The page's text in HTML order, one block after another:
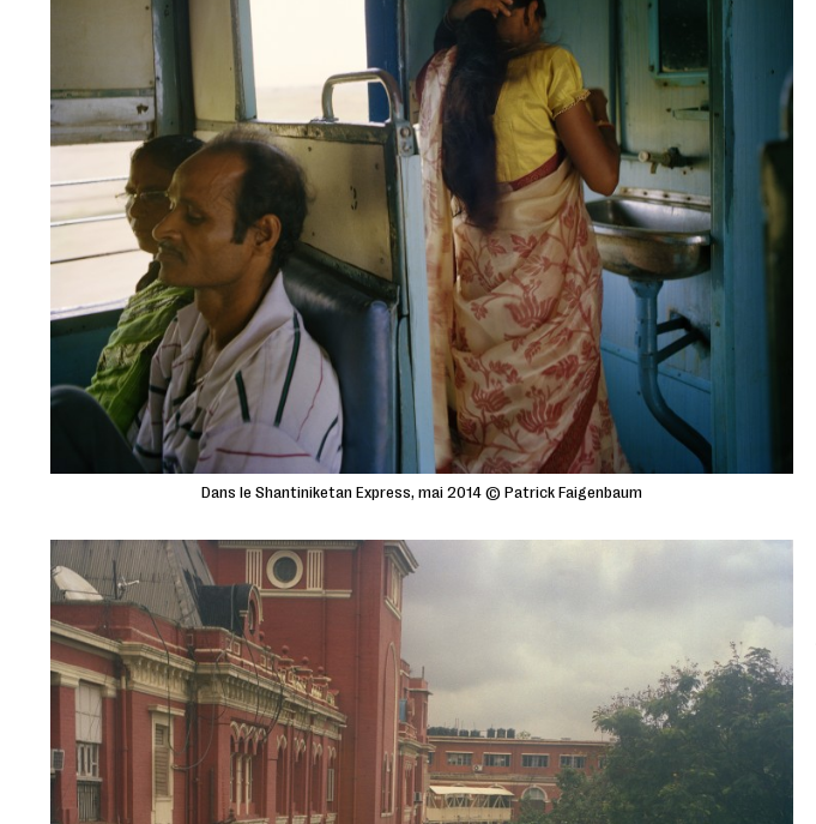
Dans le Shantiniketan Express, mai 2014 © Patrick Faigenbaum